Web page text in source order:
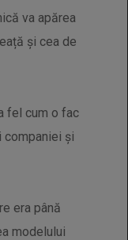
va apărea
și cea de
fel cum o fac
companiei și
era până
modelului